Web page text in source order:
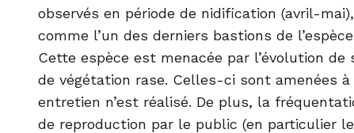
observés en période de nidification (avril-
comme l’un des derniers bastions de
Cette espèce est menacée par l’évolution
de végétation rase. Celles-ci sont amenées à
entretien n’est réalisé. De plus, la
de reproduction par le public (en particulier